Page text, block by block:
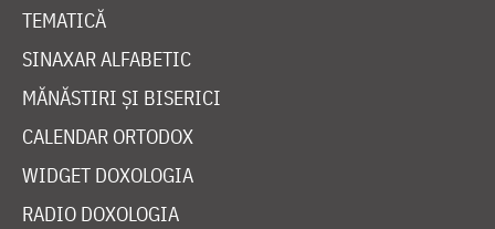
TEMATICĂ
SINAXAR ALFABETIC
MĂNĂSTIRI ȘI BISERICI
CALENDAR ORTODOX
WIDGET DOXOLOGIA
RADIO DOXOLOGIA